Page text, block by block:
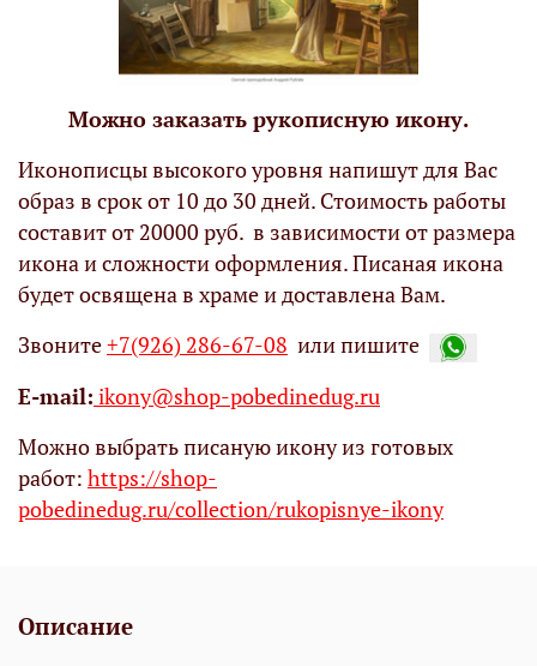
Можно заказать рукописную икону.
Иконописцы высокого уровня напишут для Вас
образ в срок от 10 до 30 дней. Стоимость работы
составит от 20000 руб. в зависимости от размера
икона и сложности оформления. Писаная икона
будет освящена в храме и доставлена Вам.
Звоните+7(926) 286-67-08 или пишите
Е-mail: ikony@shop-pobedinedug.ru
Можно выбрать писаную икону из готовых
работ: https://shop-
pobedinedug.ru/collection/rukopisnye-ikony
Описание